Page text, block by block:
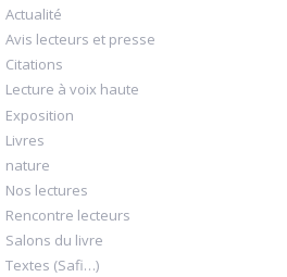
Actualité
Avis lecteurs et presse
Citations
Lecture à voix haute
Exposition
Livres
nature
Nos lectures
Rencontre lecteurs
Salons du livre
Textes (Safi…)